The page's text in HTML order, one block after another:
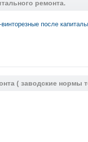
ремонта.
после
( заводские нормы